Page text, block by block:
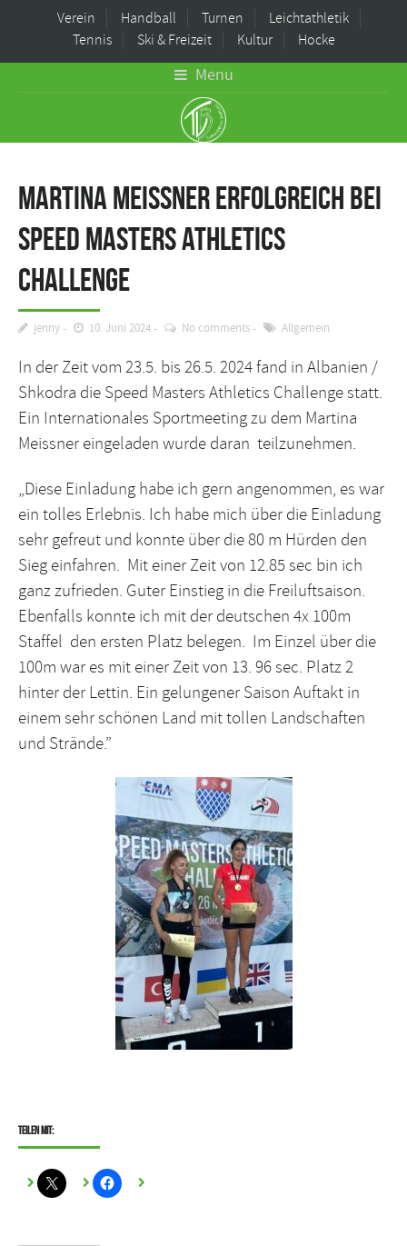
Verein Handball Turnen
Leichtathletik
Tennis
Ski & Freizeit Kultur Hocke
Menu
Martina Meissner erfolgreich bei
Speed Masters Athletics
Challenge
jenny 10. Juni 2024 No comments Allgemein
In der Zeit vom 23.5. bis 26.5. 2024 fand in Albanien /
Shkodra die Speed Masters Athletics Challenge statt.
Ein Internationales Sportmeeting zu dem Martina
Meissner eingeladen wurde daran teilzunehmen.
„Diese Einladung habe ich gern angenommen, es war
ein tolles Erlebnis. Ich habe mich über die Einladung
sehr gefreut und konnte über die 80 m Hürden den
Sieg einfahren. Mit einer Zeit von 12.85 sec bin ich
ganz zufrieden. Guter Einstieg in die Freiluftsaison.
Ebenfalls konnte ich mit der deutschen 4x 100m
Staffel den ersten Platz belegen. Im Einzel über die
100m war es mit einer Zeit von 13. 96 sec. Platz 2
hinter der Lettin. Ein gelungener Saison Auftakt in
einem sehr schönen Land mit tollen Landschaften
und Strände.”
Teilen mit: